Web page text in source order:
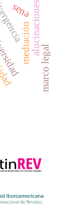
mediación
senaalucinaciones
marco legal